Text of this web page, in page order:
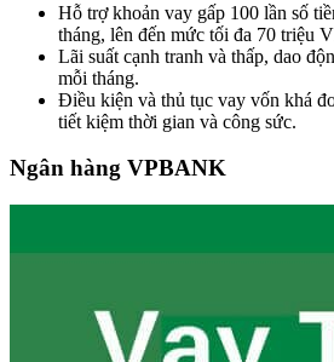
Hỗ trợ khoản vay gấp 100 lần số
tháng, lên đến mức tối đa 70 triệu
Lãi suất cạnh tranh và thấp, dao
mỗi tháng.
Điều kiện và thủ tục vay vốn khá
tiết kiệm thời gian và công sức.
Ngân hàng VPBANK